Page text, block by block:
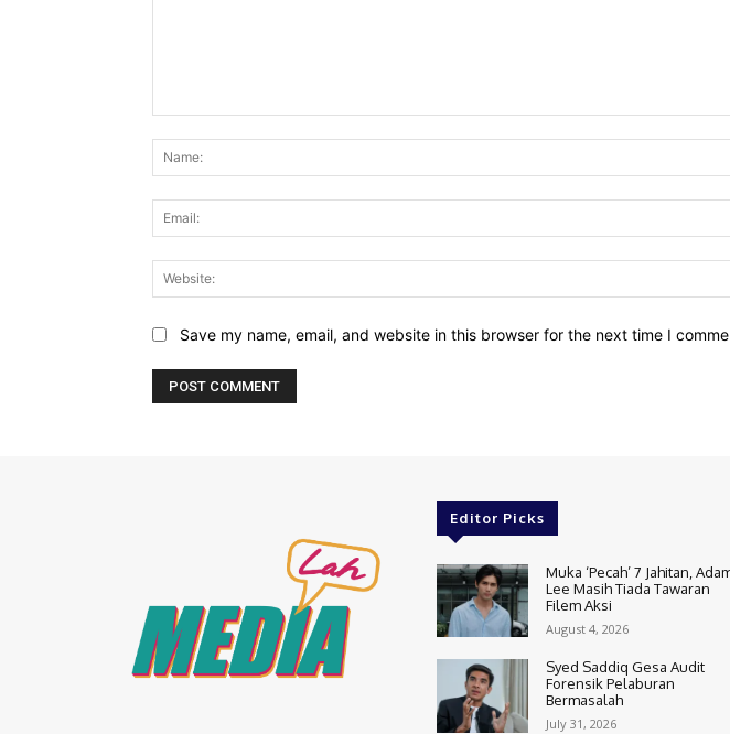
Save my name, email, and website in this browser for the next time I
Editor Picks
Muka ‘Pecah’ 7 Jahitan,
Lee Masih Tiada Tawaran
Filem Aksi
August 4, 2026
Syed Saddiq Gesa Audit
Forensik Pelaburan
Bermasalah
July 31, 2026